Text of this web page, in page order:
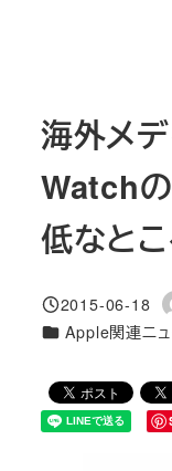
海外メ
Watch
低なと
投稿日
2015-06-18
者
カテゴリー
Apple関連ニ